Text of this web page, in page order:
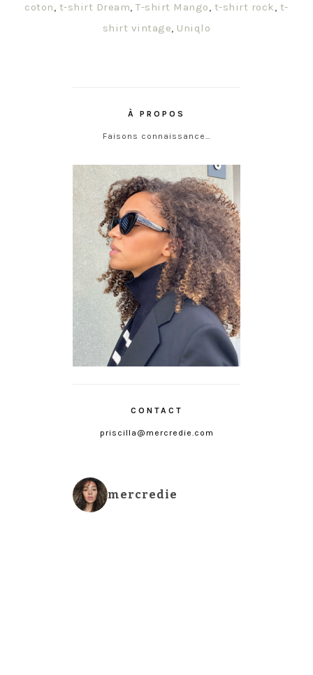
coton, t-shirt Dream,T-shirt Mango, t-shirt rock, t-
shirt vintage, Uniqlo
À PROPOS
Faisons connaissance…
CONTACT
priscilla@mercredie.com
mercredie